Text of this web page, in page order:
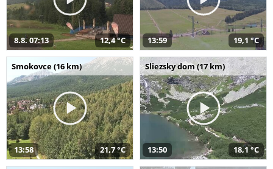
8.8. 07:13 12,4 °C 13:59 19,1 °C
Smokovce (16 km)
13:58 21,7 °C
Sliezsky dom (17 km)
13:50 18,1 °C